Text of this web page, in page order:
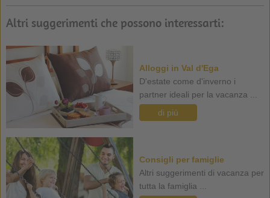
Altri suggerimenti che possono interessarti:
Alloggi in Val d'Ega
D'estate come d'inverno i
partner ideali per la vacanza ...
di più
Consigli per famiglie
Altri suggerimenti di vacanza per
tutta la famiglia ...